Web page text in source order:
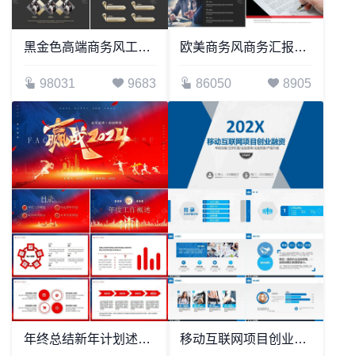
黑金色高端商务风工作汇报PPT模板
98031 9683
欧美商务风商务汇报PPT模板公司简介商务报告项目展示
86050 8905
年终总结新年计划述职报告通用PPT模板(15) 移动互联网项目创业融资通用PPT模板年终总结工作汇报企业宣传企业形象产品介绍